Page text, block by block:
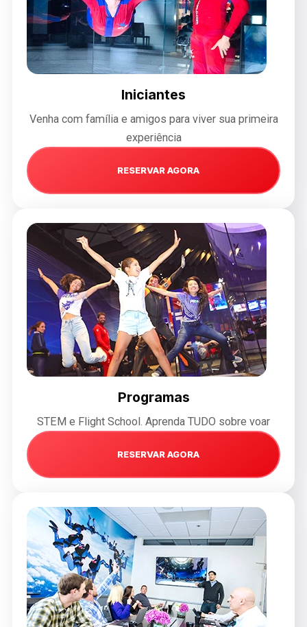
Iniciantes
Venha com família e amigos para viver sua primeira
experiência
RESERVAR AGORA
Programas
STEM e Flight School. Aprenda TUDO sobre voar
RESERVAR AGORA